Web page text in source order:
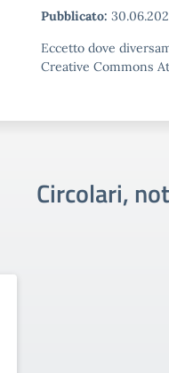
Pubblicato:
Eccetto dove
Creative Commons
Circolari,